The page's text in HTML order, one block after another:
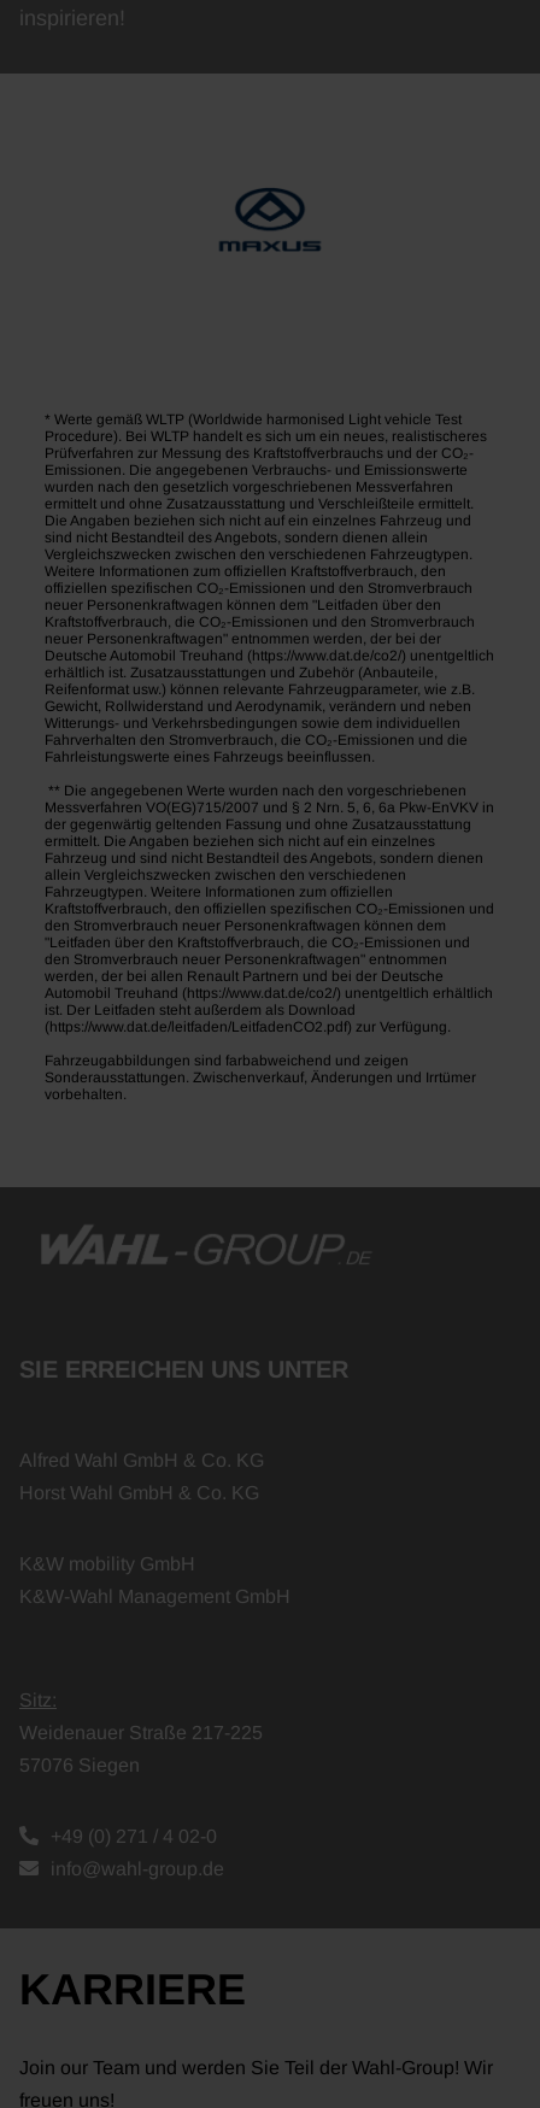
inspirieren!
* Werte gemäß WLTP (Worldwide harmonised Light vehicle Test
Procedure). Bei WLTP handelt es sich um ein neues, realistischeres
Prüfverfahren zur Messung des Kraftstoffverbrauchs und der CO₂-
Emissionen. Die angegebenen Verbrauchs- und Emissionswerte
wurden nach den gesetzlich vorgeschriebenen Messverfahren
ermittelt und ohne Zusatzausstattung und Verschleißteile ermittelt.
Die Angaben beziehen sich nicht auf ein einzelnes Fahrzeug und
sind nicht Bestandteil des Angebots, sondern dienen allein
Vergleichszwecken zwischen den verschiedenen Fahrzeugtypen.
Weitere Informationen zum offiziellen Kraftstoffverbrauch, den
offiziellen spezifischen CO₂-Emissionen und den Stromverbrauch
neuer Personenkraftwagen können dem "Leitfaden über den
Kraftstoffverbrauch, die CO₂-Emissionen und den Stromverbrauch
neuer Personenkraftwagen" entnommen werden, der bei der
Deutsche Automobil Treuhand (https://www.dat.de/co2/) unentgeltlich
erhältlich ist. Zusatzausstattungen und Zubehör (Anbauteile,
Reifenformat usw.) können relevante Fahrzeugparameter, wie z.B.
Gewicht, Rollwiderstand und Aerodynamik, verändern und neben
Witterungs- und Verkehrsbedingungen sowie dem individuellen
Fahrverhalten den Stromverbrauch, die CO₂-Emissionen und die
Fahrleistungswerte eines Fahrzeugs beeinflussen.
** Die angegebenen Werte wurden nach den vorgeschriebenen
Messverfahren VO(EG)715/2007 und § 2 Nrn. 5, 6, 6a Pkw-EnVKV in
der gegenwärtig geltenden Fassung und ohne Zusatzausstattung
ermittelt. Die Angaben beziehen sich nicht auf ein einzelnes
Fahrzeug und sind nicht Bestandteil des Angebots, sondern dienen
allein Vergleichszwecken zwischen den verschiedenen
Fahrzeugtypen. Weitere Informationen zum offiziellen
Kraftstoffverbrauch, den offiziellen spezifischen CO₂-Emissionen und
den Stromverbrauch neuer Personenkraftwagen können dem
"Leitfaden über den Kraftstoffverbrauch, die CO₂-Emissionen und
den Stromverbrauch neuer Personenkraftwagen" entnommen
werden, der bei allen Renault Partnern und bei der Deutsche
Automobil Treuhand (https://www.dat.de/co2/) unentgeltlich erhältlich
ist. Der Leitfaden steht außerdem als Download
(https://www.dat.de/leitfaden/LeitfadenCO2.pdf) zur Verfügung.
Fahrzeugabbildungen sind farbabweichend und zeigen
Sonderausstattungen. Zwischenverkauf, Änderungen und Irrtümer
vorbehalten.
SIE ERREICHEN UNS UNTER
Alfred Wahl GmbH & Co. KG
Horst Wahl GmbH & Co. KG
K&W mobility GmbH
K&W-Wahl Management GmbH
Sitz:
Weidenauer Straße 217-225
57076 Siegen
+49 (0) 271 / 4 02-0
info@wahl-group.de
KARRIERE
Join our Team und werden Sie Teil der Wahl-Group! Wir
freuen uns!